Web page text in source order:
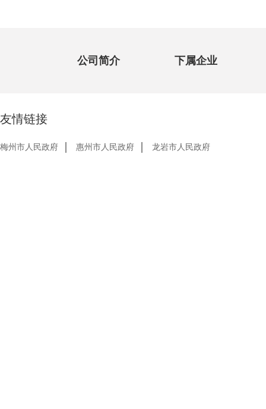
公司简介 下属企业
友情链接
梅州市人民政府 惠州市人民政府 龙岩市人民政府